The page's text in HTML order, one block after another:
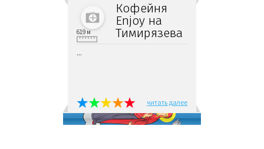
Кофейня
Enjoy на
Тимирязева
619 м
...
читать далее